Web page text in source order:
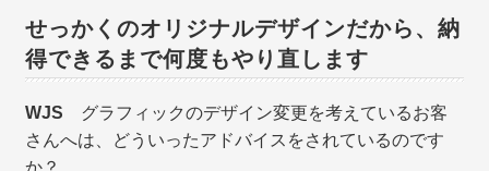
せっかくのオリジナルデザインだから、納
得できるまで何度もやり直します
WJS グラフィックのデザイン変更を考えているお客
さんへは、どういったアドバイスをされているのです
か？